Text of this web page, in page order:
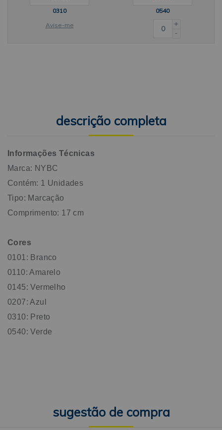
0310
Avise-me
0540
+
-
descrição completa
Informações Técnicas
Marca: NYBC
Contém: 1 Unidades
Tipo: Marcação
Comprimento: 17 cm
Cores
0101: Branco
0110: Amarelo
0145: Vermelho
0207: Azul
0310: Preto
0540: Verde